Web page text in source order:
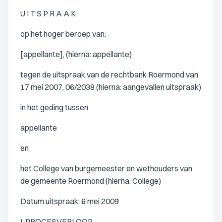
U I T S P R A A K
op het hoger beroep van:
[appellante], (hierna: appellante)
tegen de uitspraak van de rechtbank Roermond van
17 mei 2007, 06/2038 (hierna: aangevallen uitspraak)
in het geding tussen
appellante
en
het College van burgemeester en wethouders van
de gemeente Roermond (hierna: College)
Datum uitspraak: 6 mei 2009